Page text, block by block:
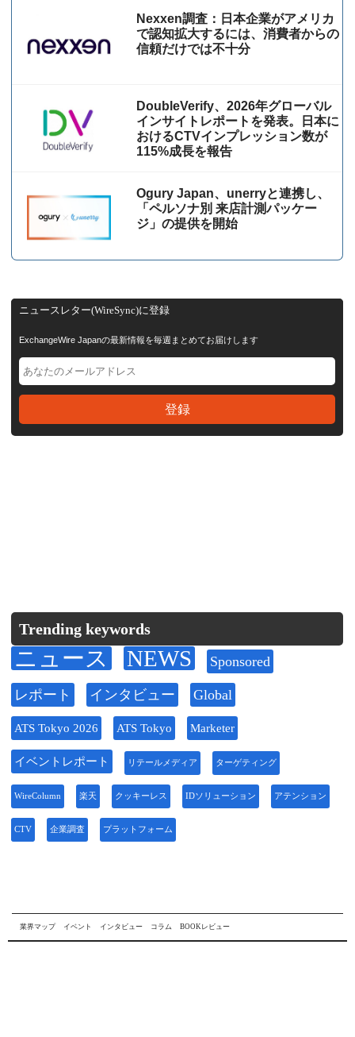
Nexxen調査：日本企業がアメリカ
で認知拡大するには、消費者からの
信頼だけでは不十分
DoubleVerify、2026年グローバル
インサイトレポートを発表。日本に
おけるCTVインプレッション数が
115%成⻑を報告
Ogury Japan、unerryと連携し、
「ペルソナ別 来店計測パッケー
ジ」の提供を開始
ニュースレター(WireSync)に登録
ExchangeWire Japanの最新情報を毎週まとめてお届けします
Trending keywords
ニュース NEWS Sponsored
レポート インタビュー Global
ATS Tokyo 2026 ATS Tokyo Marketer
イベントレポート リテールメディア ターゲティング
WireColumn 楽天 クッキーレス IDソリューション アテンション
CTV 企業調査 プラットフォーム
業界マップ イベント インタビュー コラム BOOKレビュー